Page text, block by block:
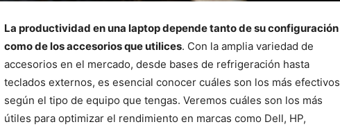
La productividad en una laptop depende tanto de su configuración
como de los accesorios que utilices. Con la amplia variedad de
accesorios en el mercado, desde bases de refrigeración hasta
teclados externos, es esencial conocer cuáles son los más efectivos
según el tipo de equipo que tengas. Veremos cuáles son los más
útiles para optimizar el rendimiento en marcas como Dell, HP,